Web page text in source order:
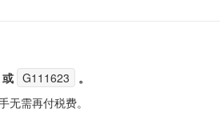
或 G111623
。
需再付税费。